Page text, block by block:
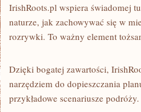
IrishRoots.pl wspiera świadomej
naturze, jak zachowywać się w
rozrywki. To ważny element
Dzięki bogatej zawartości,
narzędziem do dopieszczania
przykładowe scenariusze podróży.